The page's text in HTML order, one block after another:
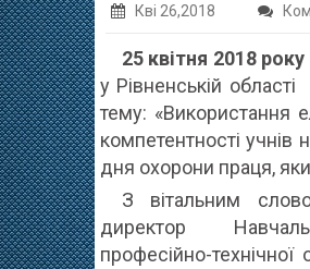
Кві 26,2018
25 квітня 2018 року
у Рівненській
тему: «Використання
компетентності
дня охорони праця,
З вітальним
директор
професійно-технічної